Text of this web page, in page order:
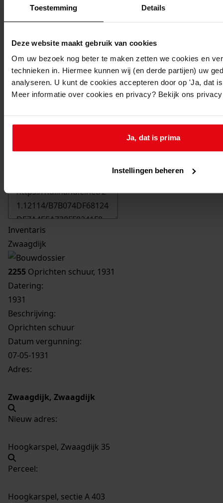
Toestemming Details
Deze website maakt gebruik van cookies
Om uw bezoek nog beter te maken zetten we cookies en
technieken in. Hiermee kunnen wij (en derde partijen) uw
analyseren. U kunt de cookies accepteren door op 'Ja, dat
Meer informatie over cookies en privacy? Bekijk ons
Ja, dat is prima
Instellingen beheren
Inventaris
Zwaagdijk
2255 Oprichten schuur, 1931
Datering:
1931
Beschrijving:
Oprichten schuur
Datum vergunning:
07-05-1931
Adres:
Zwaagdijk, Zwaagdijk
Nieuw adres:
Hoogkarspel, Zwaagdijk 35
Perceel:
Hoogkarspel, sectie A 403